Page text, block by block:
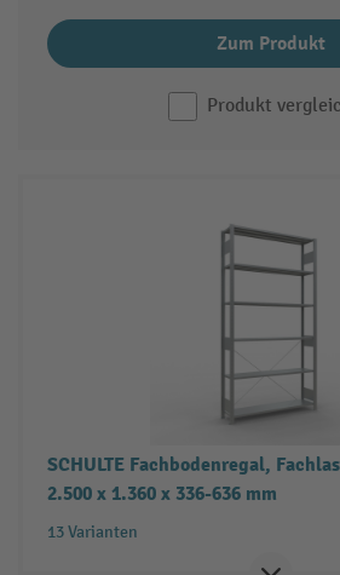
Zum Produkt
Produkt
SCHULTE Fachbodenregal,
2.500 x 1.360 x 336-636 mm
13 Varianten